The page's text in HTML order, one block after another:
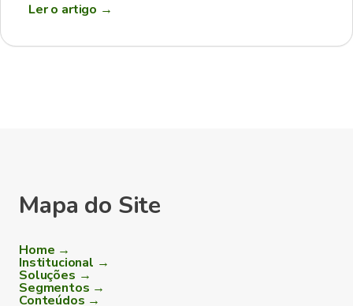
Ler o artigo →
Mapa do Site
Home →
Institucional →
Soluções →
Segmentos →
Conteúdos →